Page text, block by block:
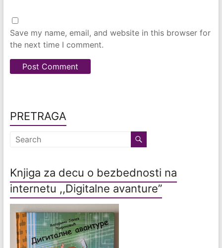
Save my name, email, and website in this browser for
the next time I comment.
PRETRAGA
Knjiga za decu o bezbednosti na
internetu ,,Digitalne avanture”